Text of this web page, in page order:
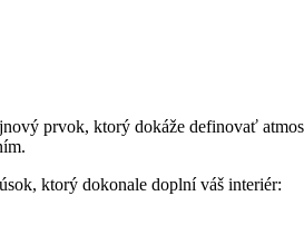
prvok, ktorý dokáže definovať
ktorý dokonale doplní váš interiér: